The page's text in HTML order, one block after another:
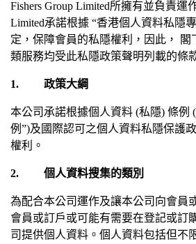
Fishers Group Limited所擁有並負責運
Limited承諾根據 “香港個人資料私隱
定，保障會員的私隱權利，因此，
閣
類服務均受此私隱政策聲明列載的條
1. 政策大綱
本公司承諾根據個人資料 (私隱) 條例 (
例”)及國際認可之個人資料私隱保護
權利。
2. 個人資料搜集的類別
為配合本公司運作及讓本公司向會員
會員或訂戶或可能有需要在登記或訂
司提供個人資料。個人資料包括但不